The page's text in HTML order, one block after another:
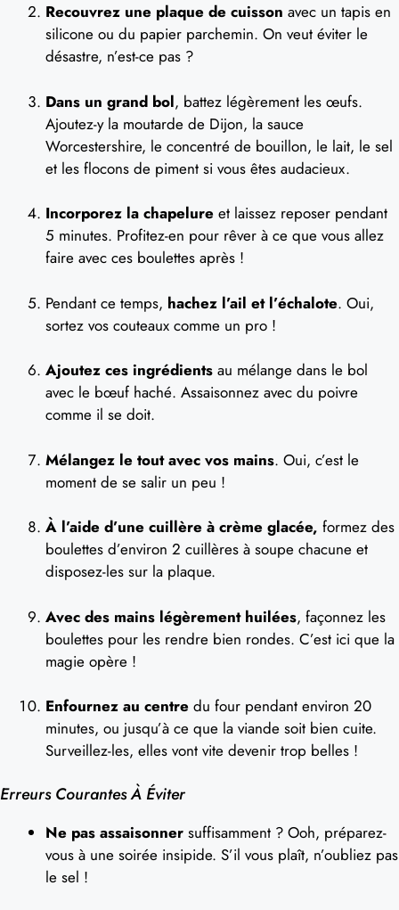
Recouvrez une plaque de cuisson avec un tapis en
silicone ou du papier parchemin. On veut éviter le
désastre, n’est-ce pas ?
Dans un grand bol, battez légèrement les œufs.
Ajoutez-y la moutarde de Dijon, la sauce
Worcestershire, le concentré de bouillon, le lait, le sel
et les flocons de piment si vous êtes audacieux.
Incorporez la chapelure et laissez reposer pendant
5 minutes. Profitez-en pour rêver à ce que vous allez
faire avec ces boulettes après !
Pendant ce temps, hachez l’ail et l’échalote. Oui,
sortez vos couteaux comme un pro !
Ajoutez ces ingrédients au mélange dans le bol
avec le bœuf haché. Assaisonnez avec du poivre
comme il se doit.
Mélangez le tout avec vos mains. Oui, c’est le
moment de se salir un peu !
À l’aide d’une cuillère à crème glacée, formez des
boulettes d’environ 2 cuillères à soupe chacune et
disposez-les sur la plaque.
Avec des mains légèrement huilées, façonnez les
boulettes pour les rendre bien rondes. C’est ici que la
magie opère !
Enfournez au centre du four pendant environ 20
minutes, ou jusqu’à ce que la viande soit bien cuite.
Surveillez-les, elles vont vite devenir trop belles !
Erreurs Courantes À Éviter
Ne pas assaisonner suffisamment ? Ooh, préparez-
vous à une soirée insipide. S’il vous plaît, n’oubliez pas
le sel !